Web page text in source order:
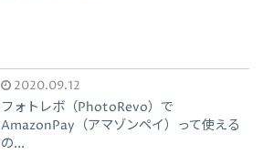
2020.09.12
フォトレボ（PhotoRevo）で
AmazonPay（アマゾンペイ）って使える
の...